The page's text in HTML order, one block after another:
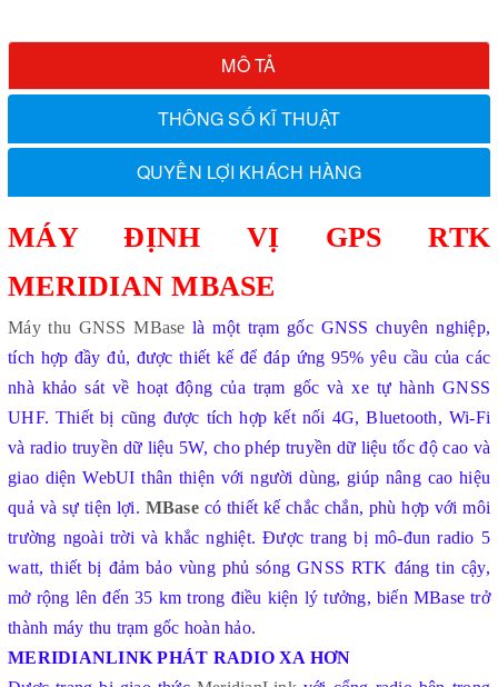
MÔ TẢ
THÔNG SỐ KĨ THUẬT
QUYỀN LỢI KHÁCH HÀNG
MÁY ĐỊNH VỊ GPS RTK
MERIDIAN MBASE
Máy thu GNSS MBase là một trạm gốc GNSS chuyên nghiệp,
tích hợp đầy đủ, được thiết kế để đáp ứng 95% yêu cầu của các
nhà khảo sát về hoạt động của trạm gốc và xe tự hành GNSS
UHF. Thiết bị cũng được tích hợp kết nối 4G, Bluetooth, Wi-Fi
và radio truyền dữ liệu 5W, cho phép truyền dữ liệu tốc độ cao và
giao diện WebUI thân thiện với người dùng, giúp nâng cao hiệu
quả và sự tiện lợi. MBasecó thiết kế chắc chắn, phù hợp với môi
trường ngoài trời và khắc nghiệt. Được trang bị mô-đun radio 5
watt, thiết bị đảm bảo vùng phủ sóng GNSS RTK đáng tin cậy,
mở rộng lên đến 35 km trong điều kiện lý tưởng, biến MBase trở
thành máy thu trạm gốc hoàn hảo.
MERIDIANLINK PHÁT RADIO XA HƠN